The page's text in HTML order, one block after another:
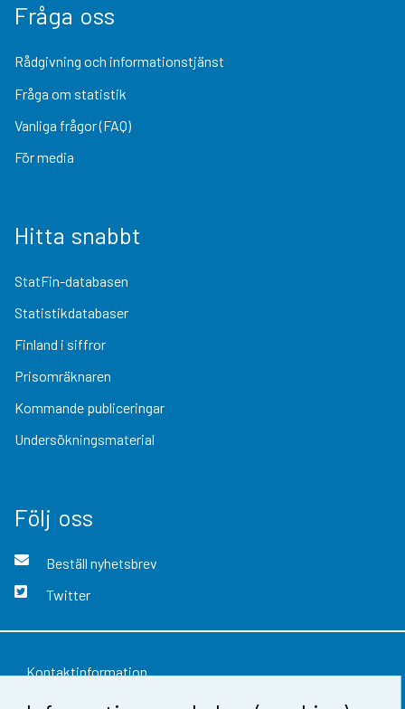
Fråga oss
Rådgivning och informationstjänst
Fråga om statistik
Vanliga frågor (FAQ)
För media
Hitta snabbt
StatFin-databasen
Statistikdatabaser
Finland i siffror
Prisomräknaren
Kommande publiceringar
Undersökningsmaterial
Följ oss
Beställ nyhetsbrev
Twitter
Kontaktinformation